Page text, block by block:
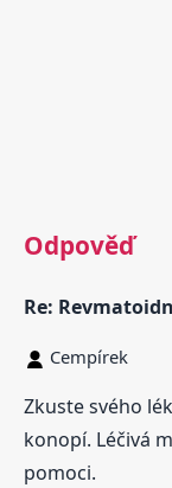
Odpověď
Re:
Cempírek
Zkuste svého
konopí. Léčivá
pomoci.